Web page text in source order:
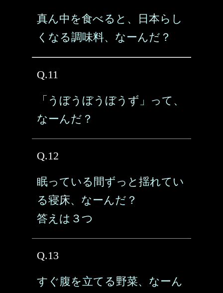
真ん中を食べると、日本らし
くなる調味料、なーんだ？
Q.11
「うぼうぼうぼうず」って、
なーんだ？
Q.12
眠っている間ずっと揺れてい
る寝床、なーんだ？
答えは３つ
Q.13
すぐ腹を立てる野菜、なーん